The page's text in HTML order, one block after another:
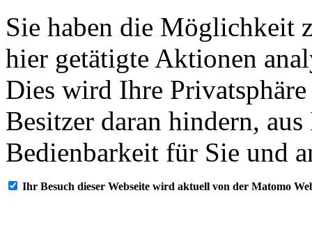
Sie haben die Möglichkeit
hier getätigte Aktionen
Dies wird Ihre
Besitzer daran hindern,
Bedienbarkeit für Sie und
Ihr Besuch dieser Webseite wird aktuell von der Matomo